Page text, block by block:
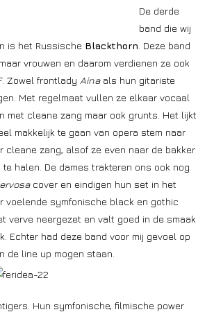
De derde
band die wij
is het Russische Blackthorn . Deze band
vrouwen en daarom verdienen ze ook
Zowel frontlady Ainaals hun gitariste
Met regelmaat vullen ze elkaar vocaal
met cleane zang maar ook grunts. Het lijkt
makkelijk te gaan van opera stem naar
cleane zang, alsof ze even naar de bakker
halen. De dames trakteren ons ook nog
cover en eindigen hun set in het
voelende symfonische black en gothic
verve neergezet en valt goed in de smaak
Echter had deze band voor mij gevoel op
de line up mogen staan.
Hun symfonische, filmische power